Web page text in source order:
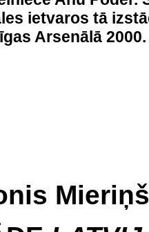
ietvaros tā
Arsenālā
Mieriņš